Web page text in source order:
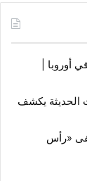
5 لاعبين عرب يشعلون الميركاتو الصيفي 2026 في أوروبا |
الحديثة يكشف
«رأس